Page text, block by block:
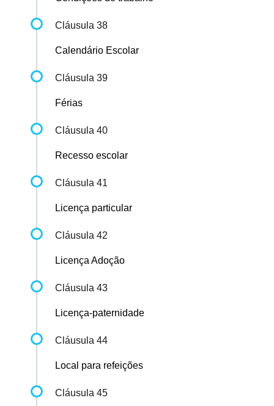
Cláusula 38
Calendário Escolar
Cláusula 39
Férias
Cláusula 40
Recesso escolar
Cláusula 41
Licença particular
Cláusula 42
Licença Adoção
Cláusula 43
Licença-paternidade
Cláusula 44
Local para refeições
Cláusula 45